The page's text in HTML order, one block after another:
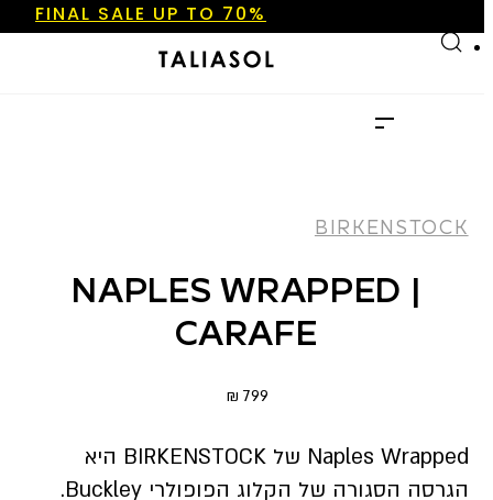
Skip to main content
FINAL SALE UP TO 70%
SHOP NOW
FINAL SALE UP TO 70%
BIRKENSTOCK
NAPLES WRAPPED |
CARAFE
799
₪
Naples Wrapped של BIRKENSTOCK היא
הגרסה הסגורה של הקלוג הפופולרי Buckley.